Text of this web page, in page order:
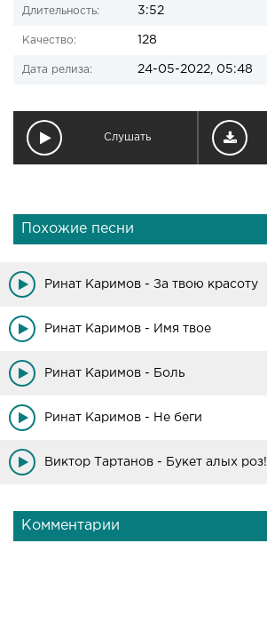
Длительность: 3:52
Качество: 128
Дата релиза: 24-05-2022, 05:48
Слушать
Похожие песни
Ринат Каримов - За твою красоту
Ринат Каримов - Имя твое
Ринат Каримов - Боль
Ринат Каримов - Не беги
Виктор Тартанов - Букет алых роз!
Комментарии